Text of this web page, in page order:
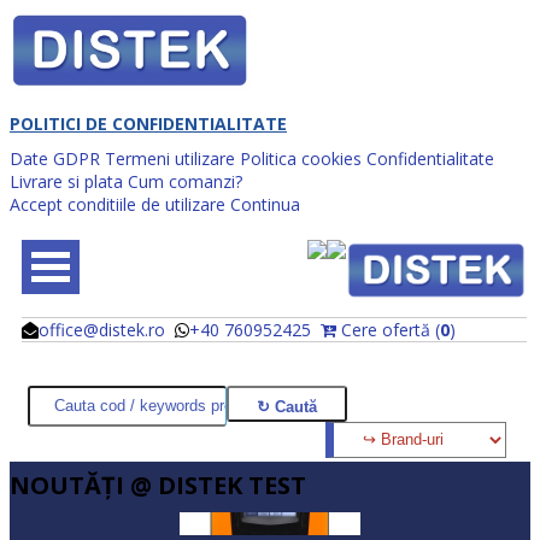
POLITICI DE CONFIDENTIALITATE
Date GDPR Termeni utilizare Politica cookies Confidentialitate
Livrare si plata Cum comanzi?
Accept conditiile de utilizare Continua
office@distek.ro +40 760952425 Cere ofertă (0)
@
@
NOUTĂŢI @ DISTEK TEST